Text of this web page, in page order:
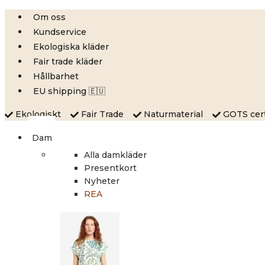
Skip
content
Om oss
Kundservice
Ekologiska kläder
Fair trade kläder
Hållbarhet
EU shipping 🇪🇺
Ekologiskt Fair Trade Naturmaterial GOTS
Dam
Alla damkläder
Presentkort
Nyheter
REA